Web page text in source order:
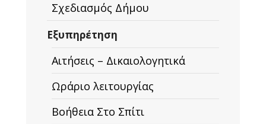
Σχεδιασμός Δήμου
Εξυπηρέτηση
Αιτήσεις – Δικαιολογητικά
Ωράριο λειτουργίας
Βοήθεια Στο Σπίτι